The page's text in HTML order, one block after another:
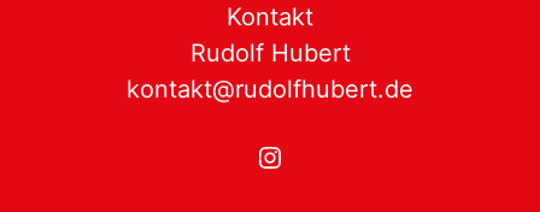
Kontakt
Rudolf Hubert
kontakt@rudolfhubert.de
Instagram